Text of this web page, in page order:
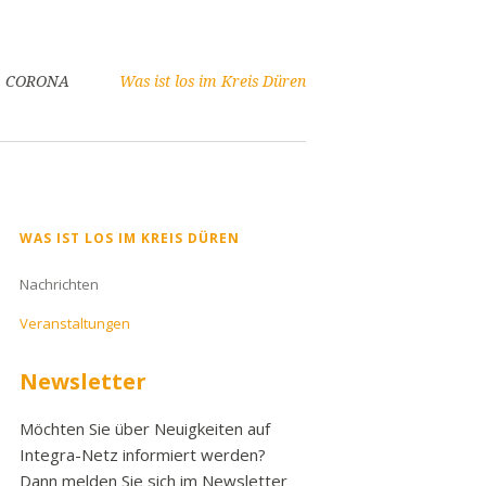
CORONA Was ist los im Kreis Düren
Navigation
WAS IST LOS IM KREIS DÜREN
Nachrichten
Veranstaltungen
Newsletter
Möchten Sie über Neuigkeiten auf
Integra-Netz informiert werden?
Dann melden Sie sich im Newsletter